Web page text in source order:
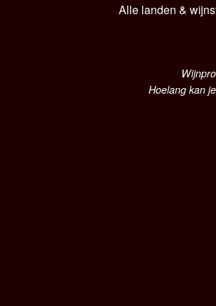
Alle landen &
Hoelang kan